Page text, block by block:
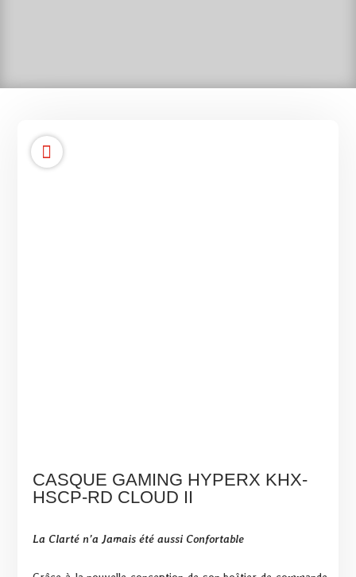

CASQUE GAMING HYPERX KHX-
HSCP-RD CLOUD II
La Clarté n’a Jamais été aussi Confortable